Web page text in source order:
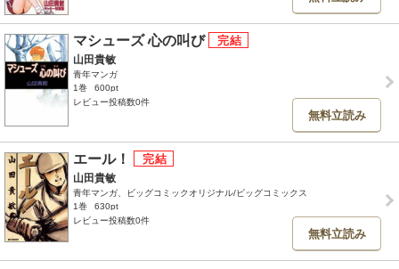
マシューズ 心の叫び
山田貴敏
青年マンガ
1巻
600pt
レビュー投稿数0件
無料立読み
エール！
山田貴敏
青年マンガ、ビッグコミックオリジナル/ビッグコミックス
1巻
630pt
レビュー投稿数0件
無料立読み